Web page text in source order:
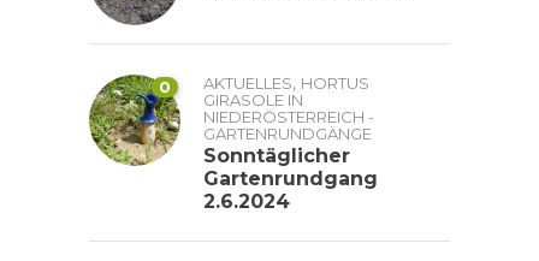
0 AKTUELLES, HORTUS
GIRASOLE IN
NIEDERÖSTERREICH -
GARTENRUNDGÄNGE
Sonntäglicher
Gartenrundgang
2.6.2024